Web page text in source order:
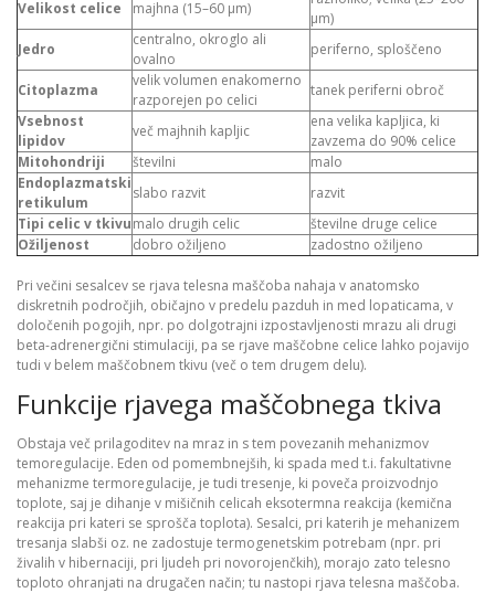
Velikost celice
majhna (15–60 μm)
μm)
Jedro
centralno, okroglo ali
ovalno
periferno, sploščeno
Citoplazma
velik volumen enakomerno
razporejen po celici
tanek periferni obroč
Vsebnost
lipidov
več majhnih kapljic
ena velika kapljica, ki
zavzema do 90% celice
Mitohondriji
številni
malo
Endoplazmatski
retikulum
slabo razvit
razvit
Tipi celic v tkivumalo drugih celic
številne druge celice
Ožiljenost
dobro ožiljeno zadostno ožiljeno
Pri večini sesalcev se rjava telesna maščoba nahaja v anatomsko
diskretnih področjih, običajno v predelu pazduh in med lopaticama, v
določenih pogojih, npr. po dolgotrajni izpostavljenosti mrazu ali drugi
beta-adrenergični stimulaciji, pa se rjave maščobne celice lahko pojavijo
tudi v belem maščobnem tkivu (več o tem drugem delu).
Funkcije rjavega maščobnega tkiva
Obstaja več prilagoditev na mraz in s tem povezanih mehanizmov
temoregulacije. Eden od pomembnejših, ki spada med t.i. fakultativne
mehanizme termoregulacije, je tudi tresenje, ki poveča proizvodnjo
toplote, saj je dihanje v mišičnih celicah eksotermna reakcija (kemična
reakcija pri kateri se sprošča toplota). Sesalci, pri katerih je mehanizem
tresanja slabši oz. ne zadostuje termogenetskim potrebam (npr. pri
živalih v hibernaciji, pri ljudeh pri novorojenčkih), morajo zato telesno
toploto ohranjati na drugačen način; tu nastopi rjava telesna maščoba.